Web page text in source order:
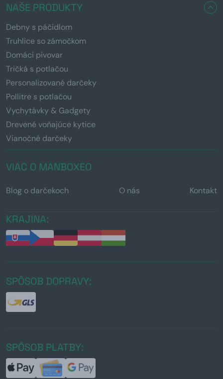
NAŠE PRODUKTY
Debny s páčidlom
Truhlice so zámočkom
Domáci pivovar
Tričká s potlačou
Personalizované darčeky
Pollitre s potlačou
Vychytávky & Gadgety
Drevené voňajúce kytice
Vianočné darčeky
VIAC O MANBOXEO
Blog o darčekoch O nás Kontakt
KRAJINA:
SPÔSOB DOPRAVY:
SPÔSOB PLATBY: